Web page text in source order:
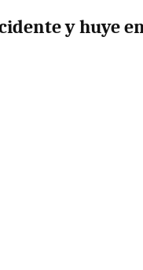
y huye